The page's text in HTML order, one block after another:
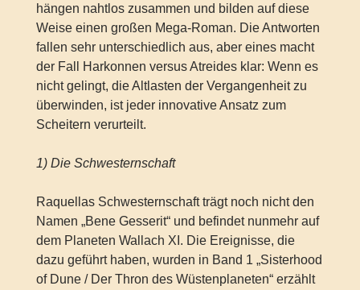
hängen nahtlos zusammen und bilden auf diese
Weise einen großen Mega-Roman. Die Antworten
fallen sehr unterschiedlich aus, aber eines macht
der Fall Harkonnen versus Atreides klar: Wenn es
nicht gelingt, die Altlasten der Vergangenheit zu
überwinden, ist jeder innovative Ansatz zum
Scheitern verurteilt.
1) Die Schwesternschaft
Raquellas Schwesternschaft trägt noch nicht den
Namen „Bene Gesserit“ und befindet nunmehr auf
dem Planeten Wallach XI. Die Ereignisse, die
dazu geführt haben, wurden in Band 1 „Sisterhood
of Dune / Der Thron des Wüstenplaneten“ erzählt